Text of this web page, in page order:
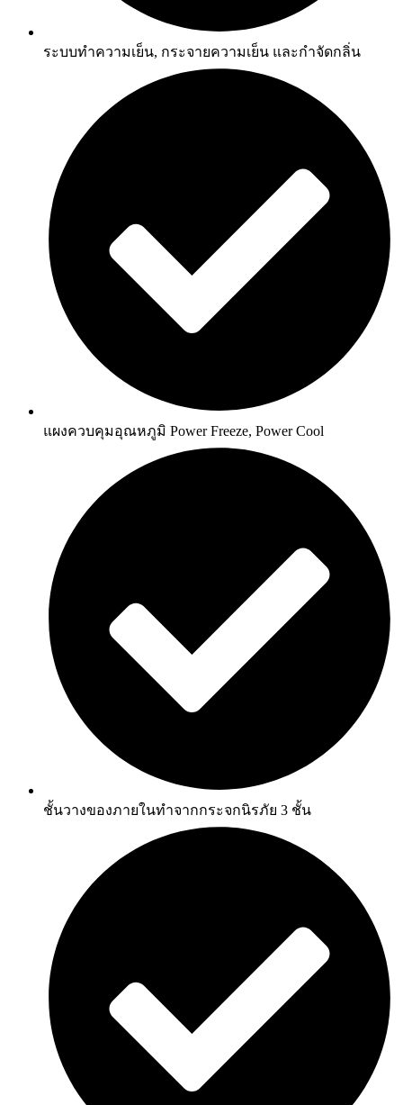
ระบบทำความเย็น, กระจายความเย็น และกำจัดกลิ่น
แผงควบคุมอุณหภูมิ Power Freeze, Power Cool
ชั้นวางของภายในทำจากกระจกนิรภัย 3 ชั้น